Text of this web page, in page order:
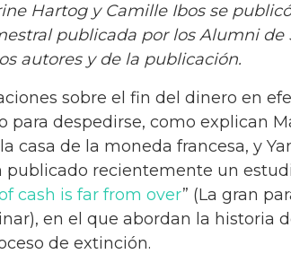
Hartog y Camille Ibos se
publicada por los Alumni de
autores y de la publicación.
sobre el fin del dinero en
despedirse, como explican
casa de la moneda francesa, y
publicado recientemente un
cash is far from over” (La gran
en el que abordan la historia
de extinción.